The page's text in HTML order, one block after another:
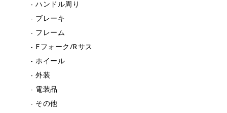
ハンドル周り
ブレーキ
フレーム
Fフォーク/Rサス
ホイール
外装
電装品
その他